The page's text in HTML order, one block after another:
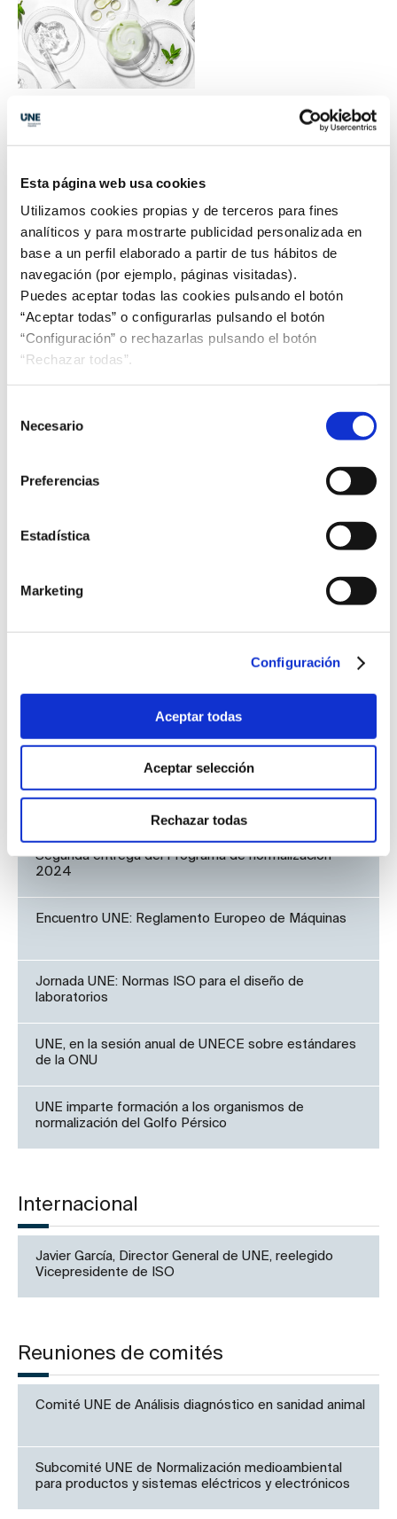
Esta página web usa cookies
Utilizamos cookies propias y de terceros para fines
analíticos y para mostrarte publicidad personalizada en
base a un perfil elaborado a partir de tus hábitos de
navegación (por ejemplo, páginas visitadas).
Puedes aceptar todas las cookies pulsando el botón
“Aceptar todas” o configurarlas pulsando el botón
“Configuración” o rechazarlas pulsando el botón
“Rechazar todas”.
Necesario
Preferencias
Estadística
Marketing
Configuración
Aceptar todas
Aceptar selección
Rechazar todas
Especifica los requisitos mínimos para el control de
calidad de los medios de cultivo y diluyentes
microbiológicos con el fin de demostrar su
garantizar la fiabilidad de los métodos de ensayo
microbiológicos descritos en las normas ISO
relativas a microbiología cosmética. La Norma UNE-
EN ISO 4973 se ha elaborado en el CTN-UNE 84
Aceites esenciales y productos cosméticos,
secretariado por la Asociación Nacional de
Perfumería y Cosmética (Stanpa).Leer más
Noticias UNE
Primer estándar global para alcanzar los ODS de
Segunda entrega del Programa de normalización
2024
Encuentro UNE: Reglamento Europeo de Máquinas
Jornada UNE: Normas ISO para el diseño de
laboratorios
UNE, en la sesión anual de UNECE sobre estándares
de la ONU
UNE imparte formación a los organismos de
normalización del Golfo Pérsico
Internacional
Javier García, Director General de UNE, reelegido
Vicepresidente de ISO
Reuniones de comités
Comité UNE de Análisis diagnóstico en sanidad animal
Subcomité UNE de Normalización medioambiental
para productos y sistemas eléctricos y electrónicos